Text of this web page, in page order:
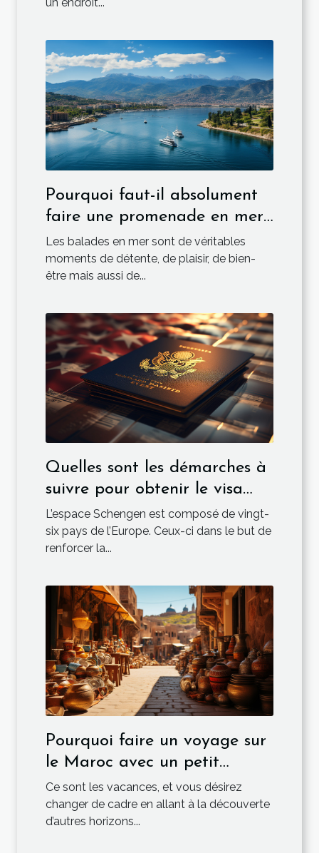
Pourquoi faut-il absolument
faire une promenade en mer
depuis Ajaccio?
Les balades en mer sont de véritables
moments de détente, de plaisir, de bien-
être mais aussi de...
Quelles sont les démarches à
suivre pour obtenir le visa
ETIAS ?
L’espace Schengen est composé de vingt-
six pays de l’Europe. Ceux-ci dans le but de
renforcer la...
Pourquoi faire un voyage sur
le Maroc avec un petit
budget ?
Ce sont les vacances, et vous désirez
changer de cadre en allant à la découverte
d’autres horizons...